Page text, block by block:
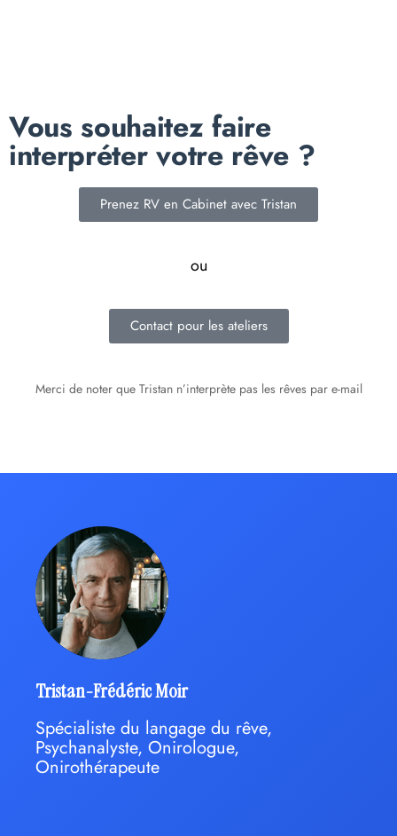
Vous souhaitez faire
interpréter votre rêve ?
Prenez RV en Cabinet avec Tristan
ou
Contact pour les ateliers
Merci de noter que Tristan n’interprète pas les rêves par e-mail
Tristan-Frédéric Moir
Spécialiste du langage du rêve,
Psychanalyste, Onirologue,
Onirothérapeute